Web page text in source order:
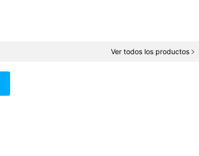
Ver todos los productos